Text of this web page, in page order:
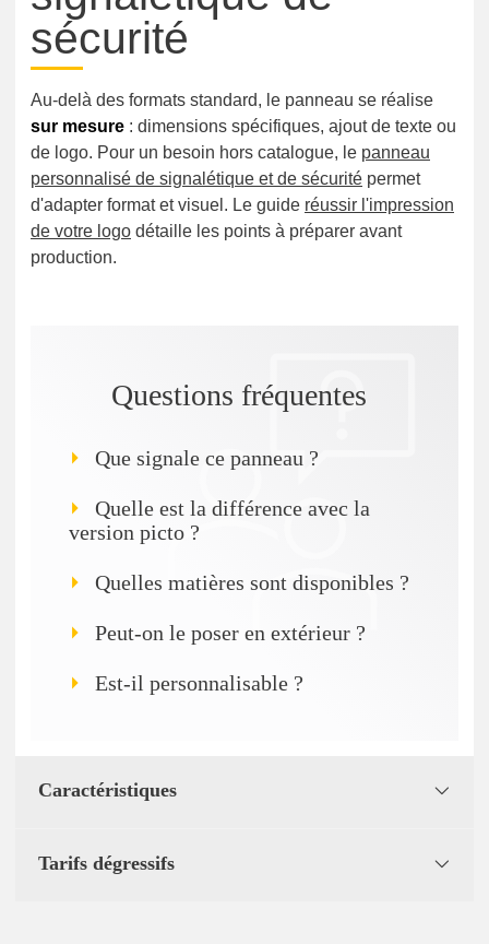
sécurité
Au-delà des formats standard, le panneau se réalise
sur mesure : dimensions spécifiques, ajout de texte ou
de logo. Pour un besoin hors catalogue, le panneau
personnalisé de signalétique et de sécurité permet
d'adapter format et visuel. Le guide réussir l'impression
de votre logo détaille les points à préparer avant
production.
Questions fréquentes
Que signale ce panneau ?
Quelle est la différence avec la
version picto ?
Quelles matières sont disponibles ?
Peut-on le poser en extérieur ?
Est-il personnalisable ?
Caractéristiques
Tarifs dégressifs